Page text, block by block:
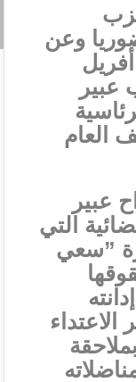
وعن
بعد اليوم في بلاغ الأحد 14 أفريل
عبير
العام
عبير
التي
”سعي